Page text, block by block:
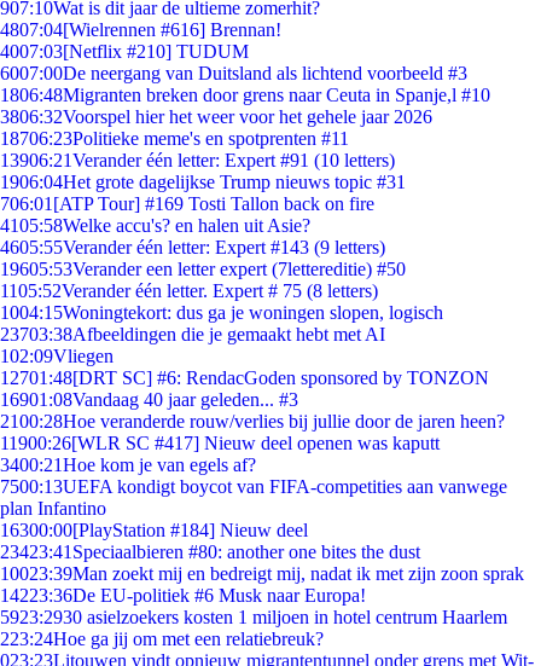
907:10Wat is dit jaar de ultieme zomerhit?
4807:04[Wielrennen #616] Brennan!
4007:03[Netflix #210] TUDUM
6007:00De neergang van Duitsland als lichtend voorbeeld #3
1806:48Migranten breken door grens naar Ceuta in Spanje,l #10
3806:32Voorspel hier het weer voor het gehele jaar 2026
18706:23Politieke meme's en spotprenten #11
13906:21Verander één letter: Expert #91 (10 letters)
1906:04Het grote dagelijkse Trump nieuws topic #31
706:01 [ATP Tour] #169 Tosti Tallon back on fire
4105:58Welke accu's? en halen uit Asie?
4605:55Verander één letter: Expert #143 (9 letters)
19605:53Verander een letter expert (7lettereditie) #50
1105:52Verander één letter. Expert # 75 (8 letters)
1004:15Woningtekort: dus ga je woningen slopen, logisch
23703:38Afbeeldingen die je gemaakt hebt met AI
102:09Vliegen
12701:48[DRT SC] #6: RendacGoden sponsored by TONZON
16901:08Vandaag 40 jaar geleden... #3
2100:28Hoe veranderde rouw/verlies bij jullie door de jaren heen?
11900:26[WLR SC #417] Nieuw deel openen was kaputt
3400:21Hoe kom je van egels af?
7500:13UEFA kondigt boycot van FIFA-competities aan vanwege
plan Infantino
16300:00[PlayStation #184] Nieuw deel
23423:41 Speciaalbieren #80: another one bites the dust
10023:39Man zoekt mij en bedreigt mij, nadat ik met zijn zoon sprak
14223:36De EU-politiek #6 Musk naar Europa!
5923:2930 asielzoekers kosten 1 miljoen in hotel centrum Haarlem
223:24Hoe ga jij om met een relatiebreuk?
023:23Litouwen vindt opnieuw migrantentunnel onder grens met Wit-